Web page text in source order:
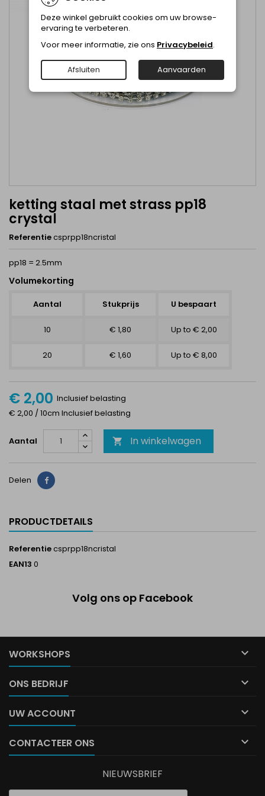
ketting staal met strass pp18
crystal
Referentiecsprpp18ncristal
pp18 = 2.5mm
Volumekorting
Aantal Stukprijs U bespaart
10 € 1,80 Up to € 2,00
20 € 1,60 Up to € 8,00
€ 2,00 Inclusief belasting
€ 2,00 / 10cm Inclusief belasting
Aantal  In winkelwagen
Delen Delen
PRODUCTDETAILS
Referentiecsprpp18ncristal
EAN13 0
Volg ons op Facebook
WORKSHOPS 
ONS BEDRIJF 
UW ACCOUNT 
CONTACTEER ONS 
Deze winkel gebruikt cookies om uw browse-
ervaring te verbeteren.
Voor meer informatie, zie ons Privacybeleid.
Afsluiten Aanvaarden
NIEUWSBRIEF